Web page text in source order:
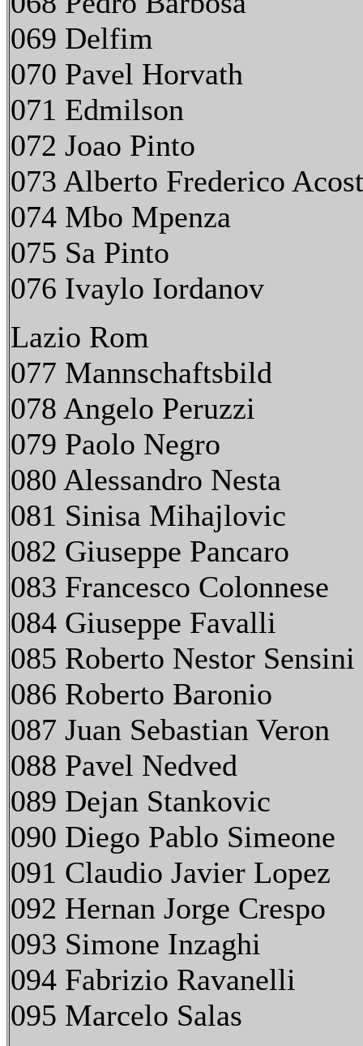
069 Delfim
070 Pavel Horvath
071 Edmilson
072 Joao Pinto
073 Alberto Frederico
074 Mbo Mpenza
075 Sa Pinto
076 Ivaylo Iordanov
Lazio Rom
077 Mannschaftsbild
078 Angelo Peruzzi
079 Paolo Negro
080 Alessandro Nesta
081 Sinisa Mihajlovic
082 Giuseppe Pancaro
083 Francesco Colonnese
084 Giuseppe Favalli
085 Roberto Nestor Sensini
086 Roberto Baronio
087 Juan Sebastian Veron
088 Pavel Nedved
089 Dejan Stankovic
090 Diego Pablo Simeone
091 Claudio Javier Lopez
092 Hernan Jorge Crespo
093 Simone Inzaghi
094 Fabrizio Ravanelli
095 Marcelo Salas